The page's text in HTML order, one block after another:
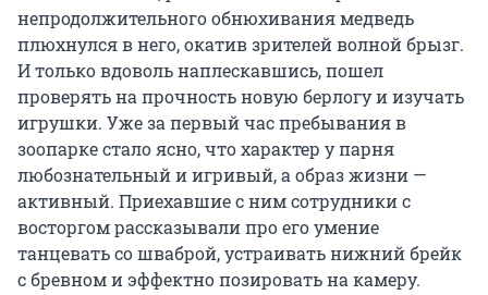
непродолжительного обнюхивания медведь
плюхнулся в него, окатив зрителей волной брызг.
И только вдоволь наплескавшись, пошел
проверять на прочность новую берлогу и изучать
игрушки. Уже за первый час пребывания в
зоопарке стало ясно, что характер у парня
любознательный и игривый, а образ жизни —
активный. Приехавшие с ним сотрудники с
восторгом рассказывали про его умение
танцевать со шваброй, устраивать нижний брейк
с бревном и эффектно позировать на камеру.